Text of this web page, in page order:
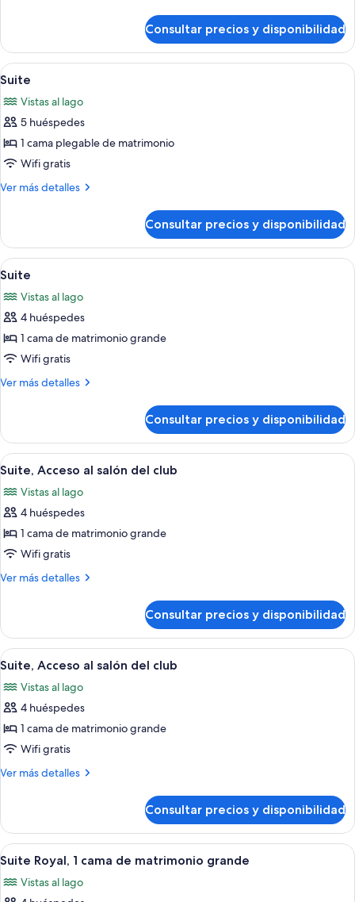
matrimonio
grande,
accesible
para
personas
con
discapacidad
clásica,
cama
matrimonio
grande,
para
personas
discapacidad
Consultar precios y disponibilidad
Abrir
todas
las
fotos
de
Suite
Un baño con bañera, ducha con
6
Suite
Vistas al lago
5 huéspedes
1 cama plegable de matrimonio
Wifi gratis
Ver más detalles
Más
Consultar precios y disponibilidad
Abrir
todas
las
fotos
de
Suite
Una sala de estar moderna con
7
Suite
Vistas al lago
4 huéspedes
1 cama de matrimonio grande
Wifi gratis
Ver más detalles
Más
Consultar precios y disponibilidad
Abrir
todas
las
fotos
de
Suite,
Acceso
del
club
Una habitación de hotel con un
7
Suite, Acceso al salón del club
Vistas al lago
4 huéspedes
1 cama de matrimonio grande
Wifi gratis
Ver más detalles
Más
Acceso
al
salón
club
Consultar precios y disponibilidad
Abrir
todas
las
fotos
de
Suite,
Acceso
del
club
Una habitación de hotel con una
7
Suite, Acceso al salón del club
Vistas al lago
4 huéspedes
1 cama de matrimonio grande
Wifi gratis
Ver más detalles
Más
Acceso
al
salón
club
Consultar precios y disponibilidad
Abrir
todas
las
Habitación de hotel con cama,
5
Suite Royal, 1 cama de matrimonio grande
Vistas al lago